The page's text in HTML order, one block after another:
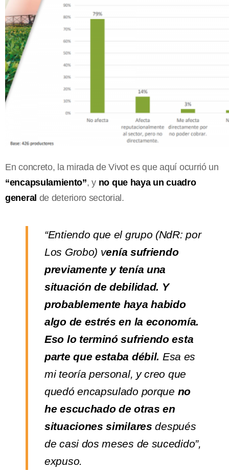
En concreto, la mirada de Vivot es que aquí ocurrió un
“encapsulamiento”, y no que haya un cuadro
general de deterioro sectorial.
“Entiendo que el grupo (NdR: por
Los Grobo) venía sufriendo
previamente y tenía una
situación de debilidad. Y
probablemente haya habido
algo de estrés en la economía.
Eso lo terminó sufriendo esta
parte que estaba débil. Esa es
mi teoría personal, y creo que
quedó encapsulado porque no
he escuchado de otras en
situaciones similares después
de casi dos meses de sucedido”,
expuso.